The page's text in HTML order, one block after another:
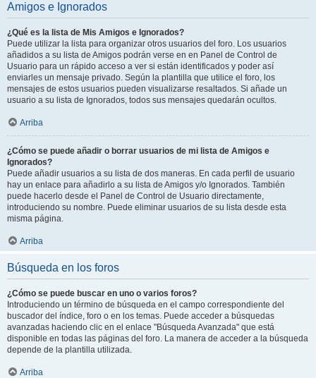
Amigos e Ignorados
¿Qué es la lista de Mis Amigos e Ignorados?
Puede utilizar la lista para organizar otros usuarios del foro. Los usuarios
añadidos a su lista de Amigos podrán verse en en Panel de Control de
Usuario para un rápido acceso a ver si están identificados y poder así
enviarles un mensaje privado. Según la plantilla que utilice el foro, los
mensajes de estos usuarios pueden visualizarse resaltados. Si añade un
usuario a su lista de Ignorados, todos sus mensajes quedarán ocultos.
Arriba
¿Cómo se puede añadir o borrar usuarios de mi lista de Amigos e
Ignorados?
Puede añadir usuarios a su lista de dos maneras. En cada perfil de usuario
hay un enlace para añadirlo a su lista de Amigos y/o Ignorados. También
puede hacerlo desde el Panel de Control de Usuario directamente,
introduciendo su nombre. Puede eliminar usuarios de su lista desde esta
misma página.
Arriba
Búsqueda en los foros
¿Cómo se puede buscar en uno o varios foros?
Introduciendo un término de búsqueda en el campo correspondiente del
buscador del índice, foro o en los temas. Puede acceder a búsquedas
avanzadas haciendo clic en el enlace "Búsqueda Avanzada" que está
disponible en todas las páginas del foro. La manera de acceder a la búsqueda
depende de la plantilla utilizada.
Arriba